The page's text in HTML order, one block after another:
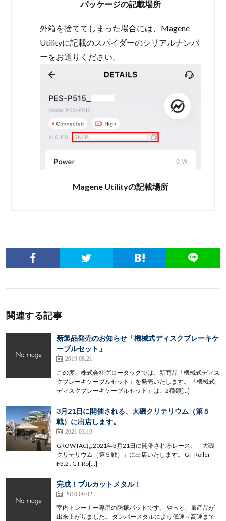
パッケージの記載場所
外箱を捨ててしまった場合には、Magene
Utilityに記載のスパイダーのシリアルナンバ
ーをお送りください。
Magene Utilityの記載場所
関連する記事
新製品発売のお知らせ「機械式ディスクブレーキケ
ーブルセット」
2019.08.21
この度、株式会社グロータックでは、新商品「機械式ディス
クブレーキケーブルセット」を発売いたします。 「機械式
ディスクブレーキケーブルセット」は、2種類[…]
3月21日に開催される、大磯クリテリウム（第５
戦）に出店します。
2021.03.19
GROWTACは2021年3月21日に開催されるレース、「大磯
クリテリウム（第５戦）」に出店いたします。 GT-Roller
F3.2 , GT-Ro[…]
完成！ブルカットメタル！
2010.09.02
室内トレーナー専用の防振パッドです。 やっと、量産品が
出来上がりました。 ダンパーメタルにより低速～高速まで